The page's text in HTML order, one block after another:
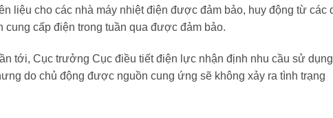
liệu cho các nhà máy nhiệt điện được đảm bảo, huy động từ các
cấp điện trong tuần qua được đảm bảo.
tới, Cục trưởng Cục điều tiết điện lực nhận định nhu cầu sử dụng
do chủ động được nguồn cung ứng sẽ không xảy ra tình trạng